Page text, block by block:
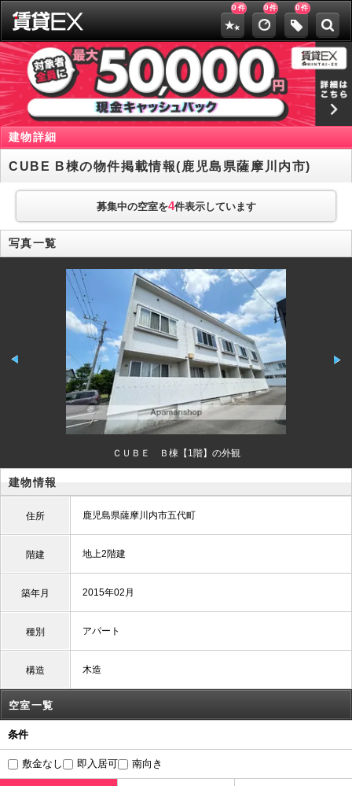
0 件 0件 0件
建物詳細
CUBE B棟の物件掲載情報(鹿児島県薩摩川内市)
募集中の空室を4件表示しています
写真一覧
ＣＵＢＥ Ｂ棟【1階】の外観
建物情報
住所 鹿児島県薩摩川内市五代町
階建 地上2階建
築年月 2015年02月
種別 アパート
構造 木造
空室一覧
条件
敷金なし 即入居可 南向き